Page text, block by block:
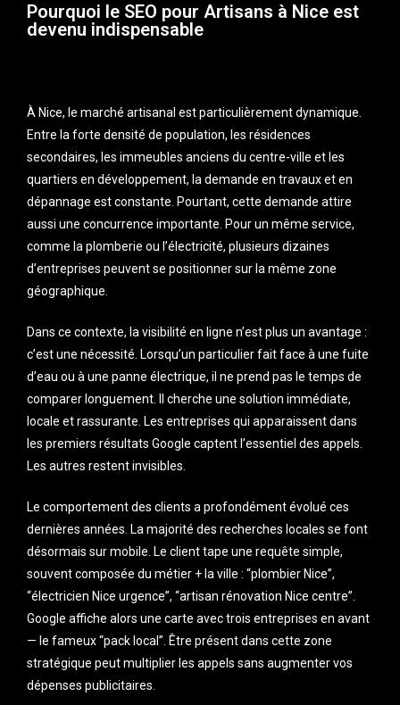
Pourquoi le SEO pour Artisans à Nice est
devenu indispensable
À Nice, le marché artisanal est particulièrement dynamique.
Entre la forte densité de population, les résidences
secondaires, les immeubles anciens du centre-ville et les
quartiers en développement, la demande en travaux et en
dépannage est constante. Pourtant, cette demande attire
aussi une concurrence importante. Pour un même service,
comme la plomberie ou l’électricité, plusieurs dizaines
d’entreprises peuvent se positionner sur la même zone
géographique.
Dans ce contexte, la visibilité en ligne n’est plus un avantage :
c’est une nécessité. Lorsqu’un particulier fait face à une fuite
d’eau ou à une panne électrique, il ne prend pas le temps de
comparer longuement. Il cherche une solution immédiate,
locale et rassurante. Les entreprises qui apparaissent dans
les premiers résultats Google captent l’essentiel des appels.
Les autres restent invisibles.
Le comportement des clients a profondément évolué ces
dernières années. La majorité des recherches locales se font
désormais sur mobile. Le client tape une requête simple,
souvent composée du métier + la ville : “plombier Nice”,
“électricien Nice urgence”, “artisan rénovation Nice centre”.
Google affiche alors une carte avec trois entreprises en avant
— le fameux “pack local”. Être présent dans cette zone
stratégique peut multiplier les appels sans augmenter vos
dépenses publicitaires.